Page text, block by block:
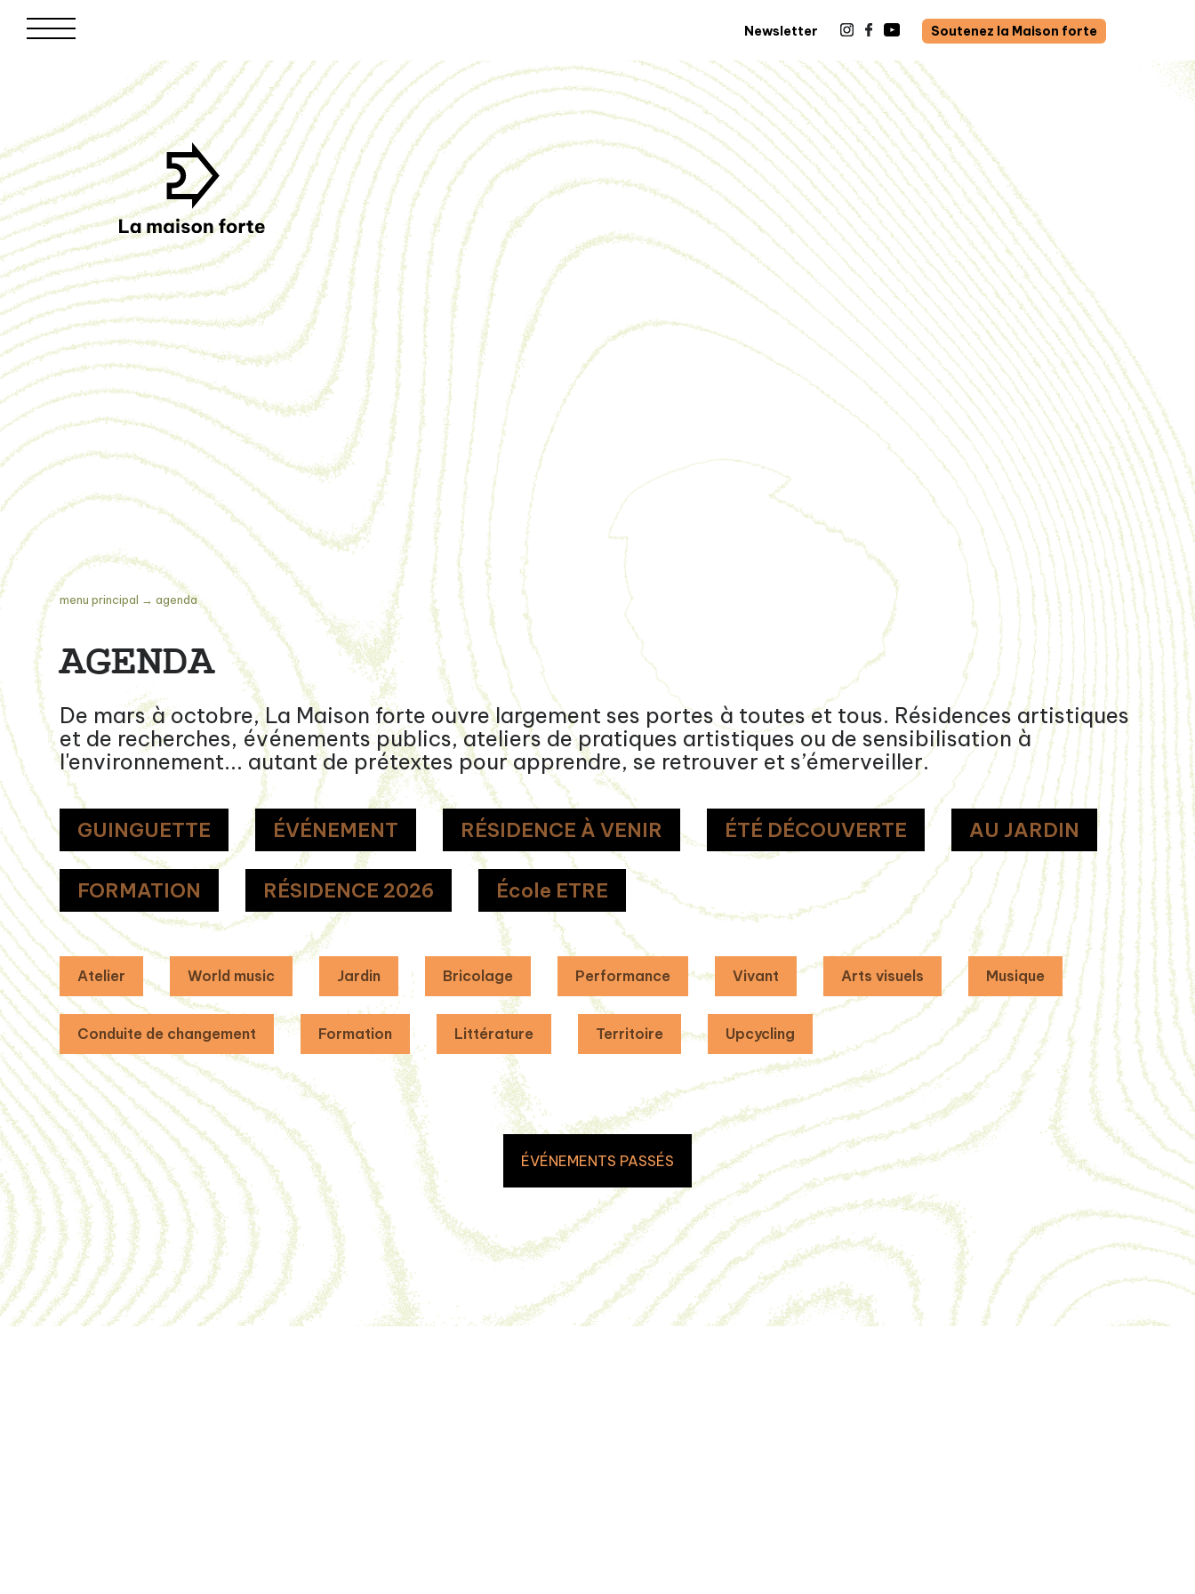
Newsletter Soutenez la Maison forte
menu principal →agenda
AGENDA
De mars à octobre, La Maison forte ouvre largement ses portes à toutes et tous. Résidences artistiques
et de recherches, événements publics, ateliers de pratiques artistiques ou de sensibilisation à
l'environnement... autant de prétextes pour apprendre, se retrouver et s’émerveiller.
GUINGUETTE ÉVÉNEMENT RÉSIDENCE À VENIR ÉTÉ DÉCOUVERTE AU JARDIN
FORMATION RÉSIDENCE 2026 École ETRE
Atelier World music Jardin Bricolage Performance Vivant Arts visuels Musique
Conduite de changement Formation Littérature Territoire Upcycling
ÉVÉNEMENTS PASSÉS